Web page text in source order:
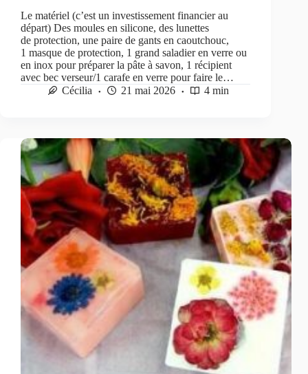
Le matériel (c’est un investissement financier au
départ) Des moules en silicone, des lunettes
de protection, une paire de gants en caoutchouc,
1 masque de protection, 1 grand saladier en verre ou
en inox pour préparer la pâte à savon, 1 récipient
avec bec verseur/1 carafe en verre pour faire le…
Cécilia
21 mai 2026 4 min